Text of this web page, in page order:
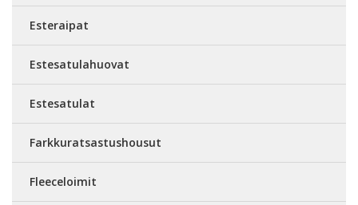
Esteraipat
Estesatulahuovat
Estesatulat
Farkkuratsastushousut
Fleeceloimit